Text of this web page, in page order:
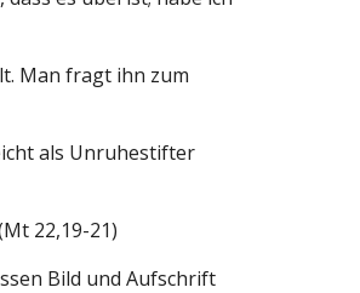
Man fragt ihn zum
als Unruhestifter
22,19-21)
Bild und Aufschrift